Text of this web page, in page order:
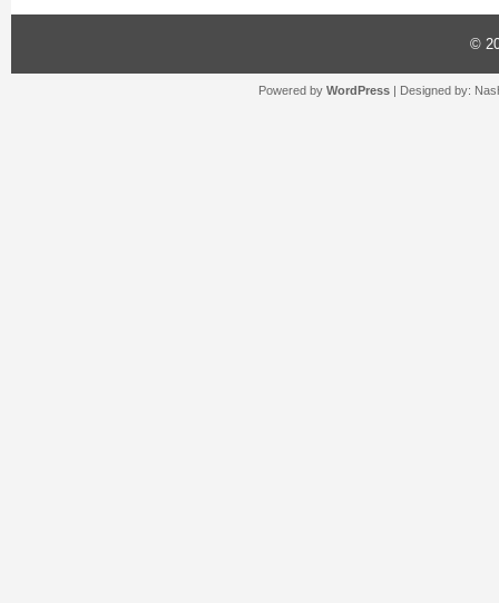
©
Powered by WordPress | Designed by: